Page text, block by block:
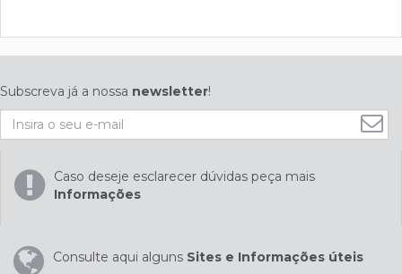
Subscreva já a nossa newsletter!
Caso deseje esclarecer dúvidas peça mais
Informações
Consulte aqui alguns Sites e Informações úteis